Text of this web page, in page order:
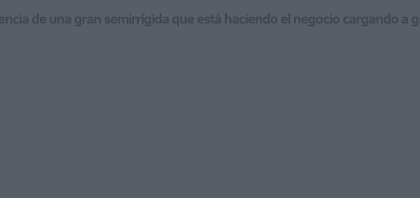
de una gran semirrígida que está haciendo el negocio cargando a